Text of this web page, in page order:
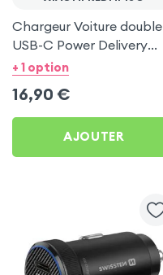
Chargeur Voiture double
USB-C Power Delivery
20W - Swissten pour
+ 1 option
16,90 €
AJOUTER